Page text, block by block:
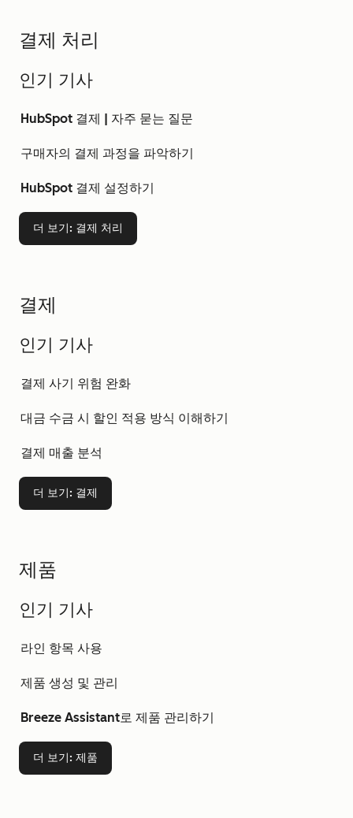
결제 처리
인기 기사
HubSpot 결제 | 자주 묻는 질문
구매자의 결제 과정을 파악하기
HubSpot 결제 설정하기
더 보기: 결제 처리
결제
인기 기사
결제 사기 위험 완화
대금 수금 시 할인 적용 방식 이해하기
결제 매출 분석
더 보기: 결제
제품
인기 기사
라인 항목 사용
제품 생성 및 관리
Breeze Assistant로 제품 관리하기
더 보기: 제품